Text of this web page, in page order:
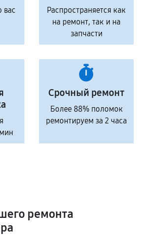
вас
Распространяется как
на ремонт, так и на
запчасти
Срочный ремонт
Более 88% поломок
ремонтируем за 2 часа
ремонта